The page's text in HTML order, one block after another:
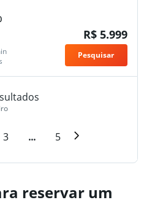
R$ 5.999
Pesquisar
3 ... 5
reservar um